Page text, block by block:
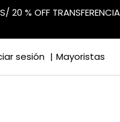
20 % OFF
sesión Mayoristas